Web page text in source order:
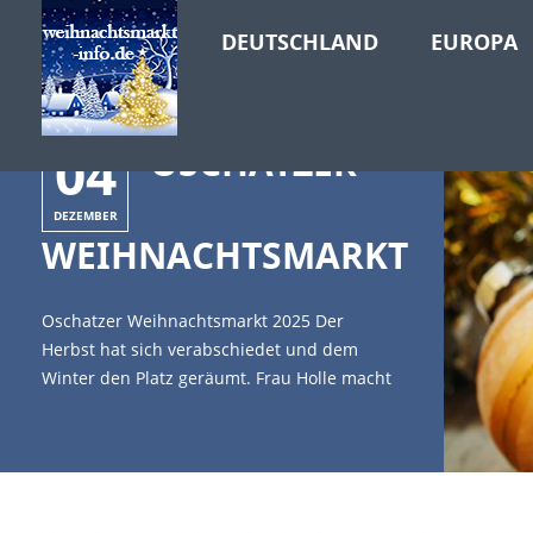
DEUTSCHLAND EUROPA
04
DEZEMBER
OSCHATZER
WEIHNACHTSMARKT
Oschatzer Weihnachtsmarkt 2025 Der
Herbst hat sich verabschiedet und dem
Winter den Platz geräumt. Frau Holle macht